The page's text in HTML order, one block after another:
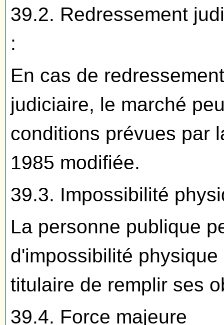
39.2. Redressement
:
En cas de
judiciaire, le marché
conditions prévues par
1985 modifiée.
39.3. Impossibilité
La personne publique
d'impossibilité
titulaire de remplir ses
39.4. Force majeure